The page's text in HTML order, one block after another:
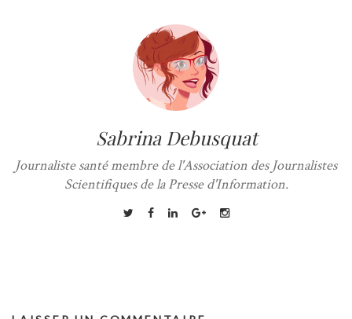
Sabrina Debusquat
Journaliste santé membre de l'Association des Journalistes
Scientifiques de la Presse d'Information.